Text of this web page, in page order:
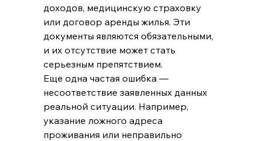
доходов, медицинскую страховку
или договор аренды жилья. Эти
документы являются обязательными,
и их отсутствие может стать
серьезным препятствием.
Еще одна частая ошибка —
несоответствие заявленных данных
реальной ситуации. Например,
указание ложного адреса
проживания или неправильно